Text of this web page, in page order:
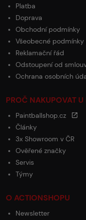
Platba
Doprava
Obchodní podmínky
Všeobecné
Reklamační řád
Odstoupení od
Ochrana osobních
PROČ NAKUPOVAT U
Paintballshop.cz
Články
3x Showroom v ČR
Ověřené značky
Servis
Týmy
O ACTIONSHOPU
Newsletter